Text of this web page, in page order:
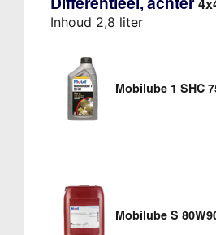
Inhoud 2,8 liter
Mobilube 1 SHC
Mobilube S